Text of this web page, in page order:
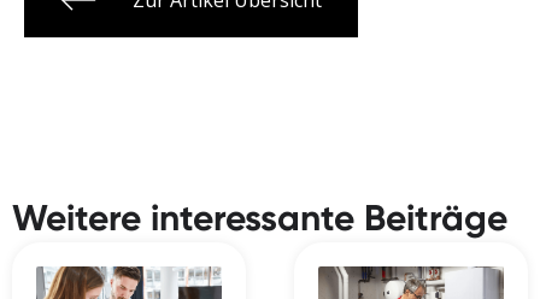
Weitere interessante Beiträge